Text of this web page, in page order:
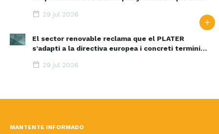
29 jul 2026
El sector renovable reclama que el PLATER
s’adapti a la directiva europea i concreti terminis i
29 jul 2026
MANTENTE INFORMADO